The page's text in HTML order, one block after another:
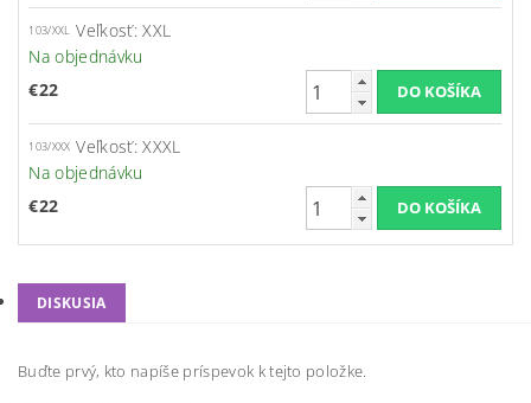
103/XXL Veľkosť: XXL
Na objednávku
€22
103/XXX Veľkosť: XXXL
Na objednávku
€22
DISKUSIA
Buďte prvý, kto napíše príspevok k tejto položke.